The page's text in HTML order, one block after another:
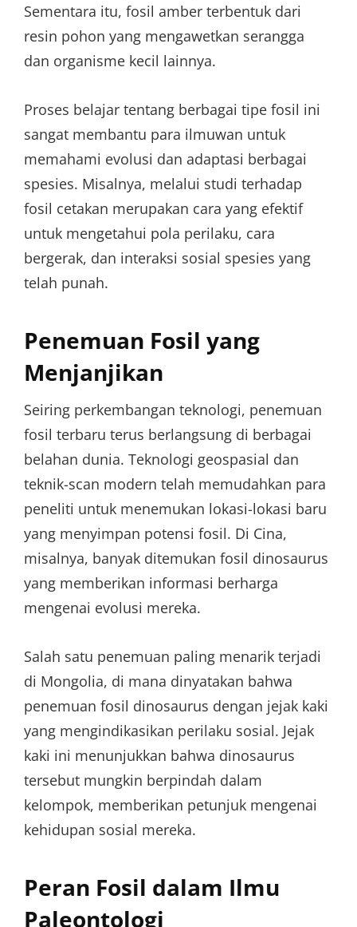
Sementara itu, fosil amber terbentuk dari
resin pohon yang mengawetkan serangga
dan organisme kecil lainnya.
Proses belajar tentang berbagai tipe fosil ini
sangat membantu para ilmuwan untuk
memahami evolusi dan adaptasi berbagai
spesies. Misalnya, melalui studi terhadap
fosil cetakan merupakan cara yang efektif
untuk mengetahui pola perilaku, cara
bergerak, dan interaksi sosial spesies yang
telah punah.
Penemuan Fosil yang
Menjanjikan
Seiring perkembangan teknologi, penemuan
fosil terbaru terus berlangsung di berbagai
belahan dunia. Teknologi geospasial dan
teknik-scan modern telah memudahkan para
peneliti untuk menemukan lokasi-lokasi baru
yang menyimpan potensi fosil. Di Cina,
misalnya, banyak ditemukan fosil dinosaurus
yang memberikan informasi berharga
mengenai evolusi mereka.
Salah satu penemuan paling menarik terjadi
di Mongolia, di mana dinyatakan bahwa
penemuan fosil dinosaurus dengan jejak kaki
yang mengindikasikan perilaku sosial. Jejak
kaki ini menunjukkan bahwa dinosaurus
tersebut mungkin berpindah dalam
kelompok, memberikan petunjuk mengenai
kehidupan sosial mereka.
Peran Fosil dalam Ilmu
Paleontologi